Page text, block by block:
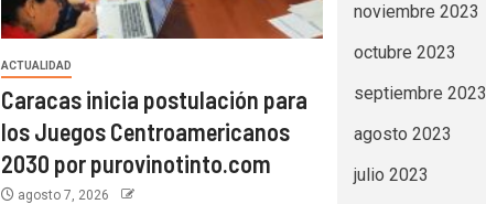
ACTUALIDAD
Caracas inicia postulación para
los Juegos Centroamericanos
2030 por purovinotinto.com
agosto 7, 2026
noviembre 2023
octubre 2023
septiembre 2023
agosto 2023
julio 2023